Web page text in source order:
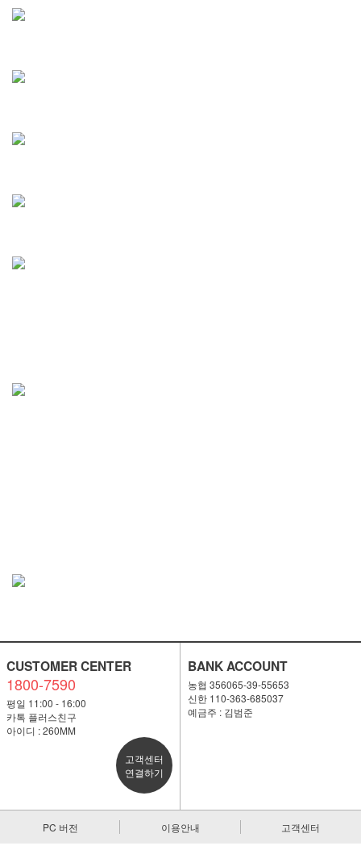
CUSTOMER CENTER
1800-7590
평일 11:00 - 16:00
카톡 플러스친구
아이디 : 260MM
고객센터
연결하기
BANK ACCOUNT
농협 356065-39-55653
신한 110-363-685037
예금주 : 김범준
PC 버전 이용안내 고객센터